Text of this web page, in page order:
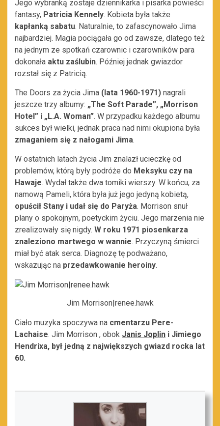
Jego wybranką zostaje dziennikarka i pisarka powieści
fantasy, Patricia Kennely. Kobieta była także
kapłanką sabatu. Naturalnie, to zafascynowało Jima
najbardziej. Magia pociągała go od zawsze, dlatego też
na jednym ze spotkań czarownic i czarowników para
dokonała aktu zaślubin. Później jednak gwiazdor
rozstał się z Patricią.
The Doors za życia Jima (lata 1960-1971) nagrali
jeszcze trzy albumy: „The Soft Parade”, „Morrison
Hotel” i „L.A. Woman”. W przypadku każdego albumu
sukces był wielki, jednak praca nad nimi okupiona była
zmaganiem się z nałogami Jima.
W ostatnich latach życia Jim znalazł ucieczkę od
problemów, którą były podróże do Meksyku czy na
Hawaje. Wydał także dwa tomiki wierszy. W końcu, za
namową Pameli, która była już jego jedyną kobietą,
opuścił Stany i udał się do Paryża. Morrison snuł
plany o spokojnym, poetyckim życiu. Jego marzenia nie
zrealizowały się nigdy. W roku 1971 piosenkarza
znaleziono martwego w wannie. Przyczyną śmierci
miał być atak serca. Diagnozę tę podważano,
wskazując na przedawkowanie heroiny.
Jim Morrison|renee.hawk
Ciało muzyka spoczywa na cmentarzu Pere-
Lachaise. Jim Morrison , obok Janis Joplin i Jimiego
Hendrixa, był jedną z największych gwiazd rocka lat
60.